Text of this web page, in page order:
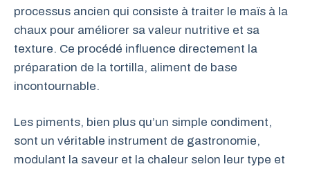
processus ancien qui consiste à traiter le maïs à la
chaux pour améliorer sa valeur nutritive et sa
texture. Ce procédé influence directement la
préparation de la tortilla, aliment de base
incontournable.
Les piments, bien plus qu’un simple condiment,
sont un véritable instrument de gastronomie,
modulant la saveur et la chaleur selon leur type et